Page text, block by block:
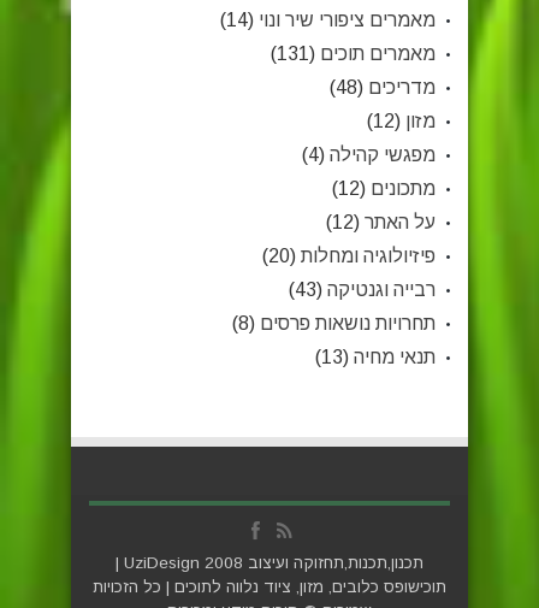
מאמרים ציפורי שיר ונוי (14)
מאמרים תוכים (131)
מדריכים (48)
מזון (12)
מפגשי קהילה (4)
מתכונים (12)
על האתר (12)
פיזיולוגיה ומחלות (20)
רבייה וגנטיקה (43)
תחרויות נושאות פרסים (8)
תנאי מחיה (13)
תכנון,תכנות,תחזוקה ועיצוב UziDesign 2008
|
תוכישופס כלובים, מזון, ציוד נלווה לתוכים | כל הזכויות